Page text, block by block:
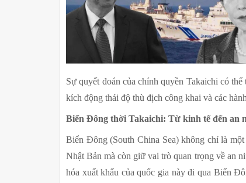
Sự quyết đoán của chính quyền Takaichi có
kích động thái độ thù địch công khai và các
Biển Đông thời Takaichi: Từ kinh tế đến an
Biển Đông (South China Sea) không chỉ là
Nhật Bản mà còn giữ vai trò quan trọng về an
hóa xuất khẩu của quốc gia này đi qua Biển